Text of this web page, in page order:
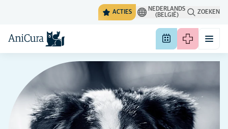
ACTIES
NEDERLANDS
(BELGIË)
ZOEKEN